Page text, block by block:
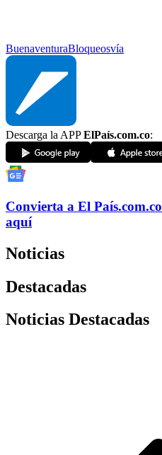
BuenaventuraBloqueosvía
Descarga la APPElPaís.com.co:
Convierta a El País.com.co
aquí
Noticias
Destacadas
Noticias Destacadas